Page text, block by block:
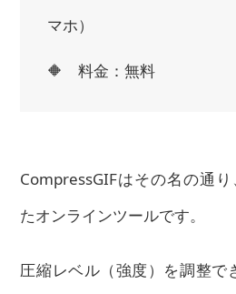
マホ）
🔶 料金：無料
CompressGIFはその名の通
たオンラインツールです。
圧縮レベル（強度）を調整で